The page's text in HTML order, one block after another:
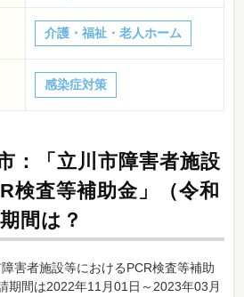
介護・福祉・老人ホーム
感染症対策
：「立川市障害者施設
検査等補助金」（令和
間は？
害者施設等におけるPCR検査等補助
期間は2022年11月01日～2023年03月